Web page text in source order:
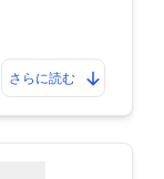
さらに読む